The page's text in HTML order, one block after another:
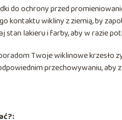
do ochrony przed
kontaktu wikliny z ziemią, by
stan lakieru i farby, aby w razie
Twoje wiklinowe krzesło
przechowywaniu, aby